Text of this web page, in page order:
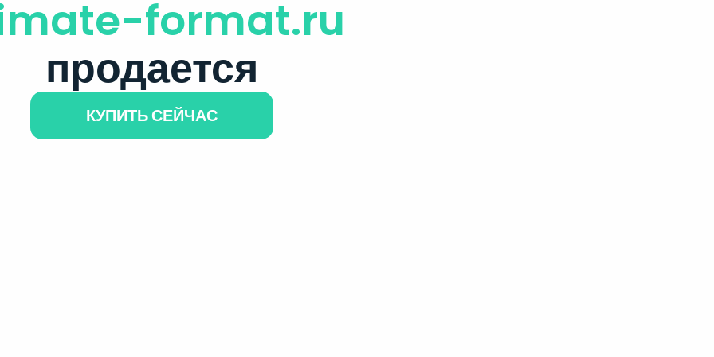
format.ru
продается
КУПИТЬ СЕЙЧАС